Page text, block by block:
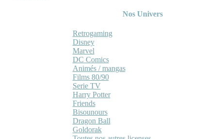
Nos Univers
Retrogaming
Disney
Marvel
DC Comics
Animés / mangas
Films 80/90
Serie TV
Harry Potter
Friends
Bisounours
Dragon Ball
Goldorak